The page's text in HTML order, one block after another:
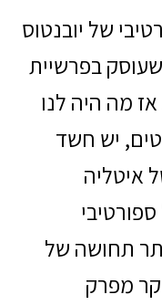
של יובנטוס
בפרשיית
מה היה לנו
יש חשד
איטליה
תחושה של
מפרק